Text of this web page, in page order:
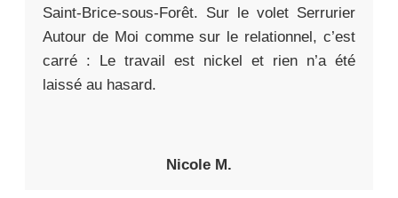
Saint-Brice-sous-Forêt. Sur le volet Serrurier
Autour de Moi comme sur le relationnel, c’est
carré : Le travail est nickel et rien n’a été
laissé au hasard.
Nicole M.